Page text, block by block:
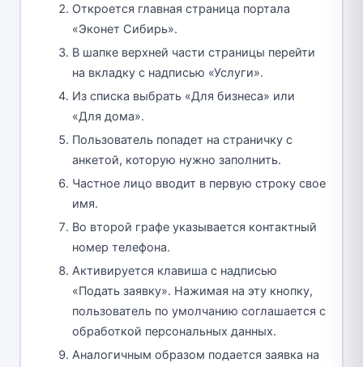
Откроется главная страница портала
«Эконет Сибирь».
В шапке верхней части страницы перейти
на вкладку с надписью «Услуги».
Из списка выбрать «Для бизнеса» или
«Для дома».
Пользователь попадет на страничку с
анкетой, которую нужно заполнить.
Частное лицо вводит в первую строку свое
имя.
Во второй графе указывается контактный
номер телефона.
Активируется клавиша с надписью
«Подать заявку». Нажимая на эту кнопку,
пользователь по умолчанию соглашается с
обработкой персональных данных.
Аналогичным образом подается заявка на